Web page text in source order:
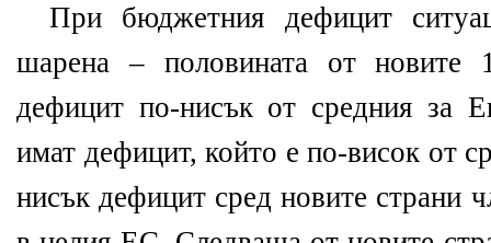
При бюджетния дефицит
шарена – половината от новите
дефицит по-нисък от средния за
имат дефицит, който е по-висок от
нисък дефицит сред новите страни